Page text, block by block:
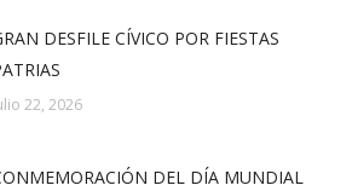
DESFILE CÍVICO POR FIESTAS
22, 2026
DEL DÍA MUNDIAL